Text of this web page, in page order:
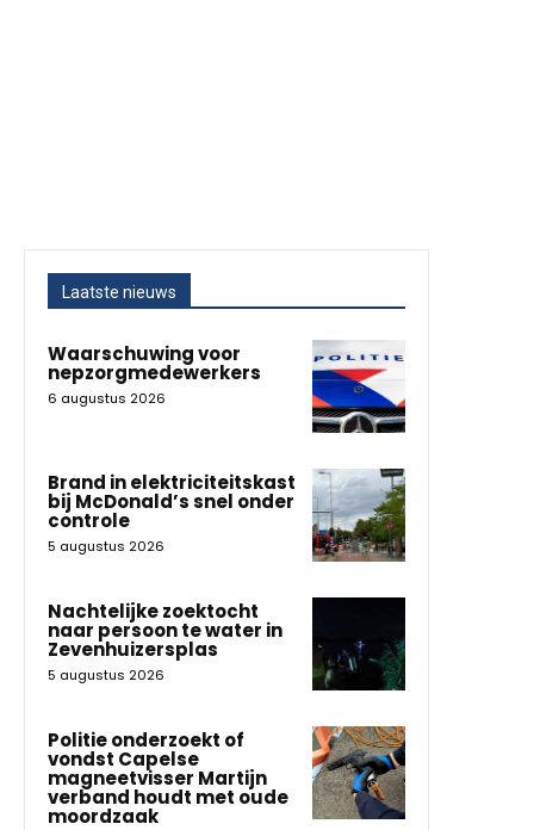
Laatste nieuws
Waarschuwing voor
nepzorgmedewerkers
6 augustus 2026
Brand in elektriciteitskast
bij McDonald’s snel onder
controle
5 augustus 2026
Nachtelijke zoektocht
naar persoon te water in
Zevenhuizersplas
5 augustus 2026
Politie onderzoekt of
vondst Capelse
magneetvisser Martijn
verband houdt met oude
moordzaak